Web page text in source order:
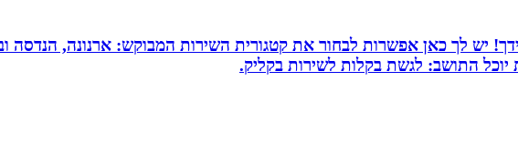
יש לך כאן אפשרות לבחור את קטגורית השירות המבוקש: ארנונה, הנדסה
התושב: לגשת בקלות לשירות בקליק.